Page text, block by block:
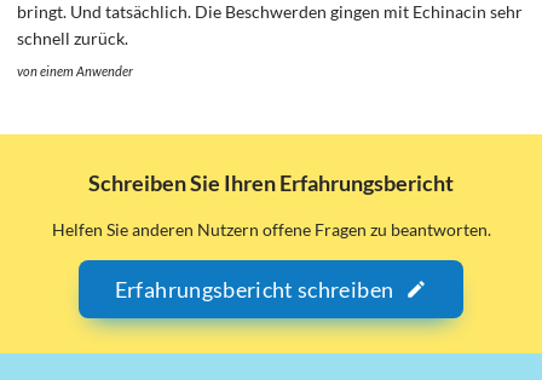
bringt. Und tatsächlich. Die Beschwerden gingen mit Echinacin sehr
schnell zurück.
von einem Anwender
Schreiben Sie Ihren Erfahrungsbericht
Helfen Sie anderen Nutzern offene Fragen zu beantworten.
Erfahrungsbericht schreiben